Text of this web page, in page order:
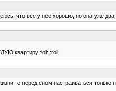
что всё у неё хорошо, но она уже
квартиру :lol: :roll:
те перед сном настраиваться только